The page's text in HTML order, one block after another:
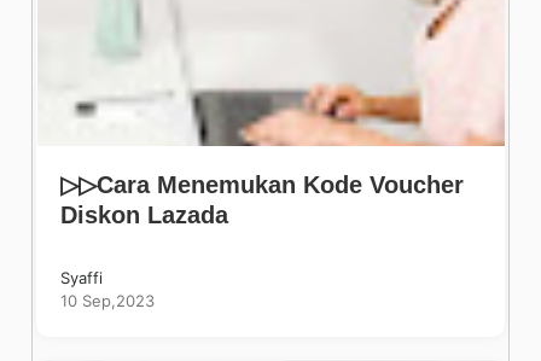
▷▷Cara Menemukan Kode Voucher
Diskon Lazada
Syaffi
10 Sep,2023